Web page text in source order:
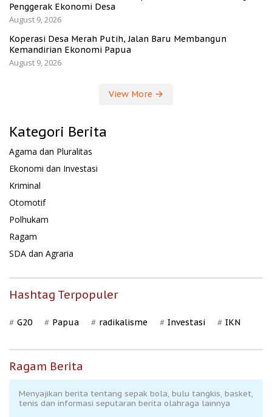
Penggerak Ekonomi Desa
August 9, 2026
Koperasi Desa Merah Putih, Jalan Baru Membangun
Kemandirian Ekonomi Papua
August 9, 2026
View More
Kategori Berita
Agama dan Pluralitas
Ekonomi dan Investasi
Kriminal
Otomotif
Polhukam
Ragam
SDA dan Agraria
Hashtag Terpopuler
G20 Papua radikalisme Investasi IKN
Ragam Berita
Menyajikan berita tentang sepak bola, bulu tangkis, basket,
tenis dan informasi seputaran berita olahraga lainnya